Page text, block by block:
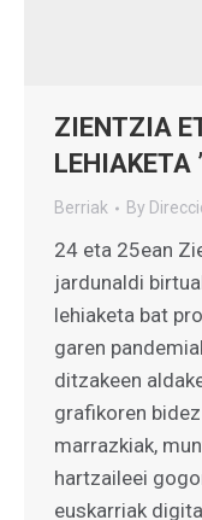
ZIENTZIA
Berriak By
24 eta 25ean
jardunaldi
lehiaketa bat
garen
ditzakeen
grafikoren
marrazkiak,
hartzaileei
euskarriak